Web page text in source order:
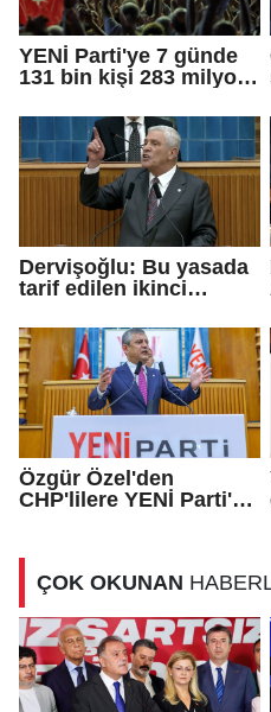
YENİ Parti'ye 7 günde
131 bin kişi 283 milyon
Dervişoğlu: Bu yasada
tarif edilen ikinci
Özgür Özel'den
CHP'lilere YENİ Parti'ye
ÇOK OKUNAN